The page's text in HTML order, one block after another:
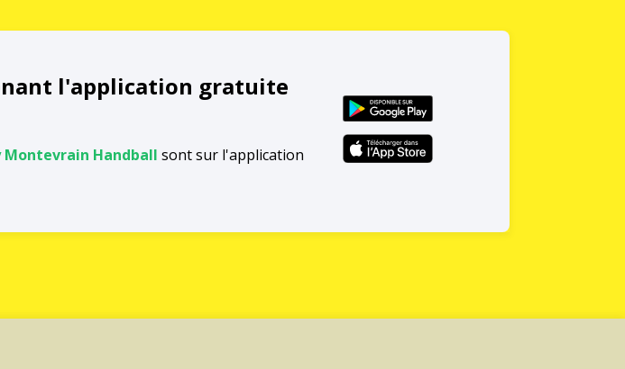
l'application gratuite
Montevrain Handball sont sur l'application